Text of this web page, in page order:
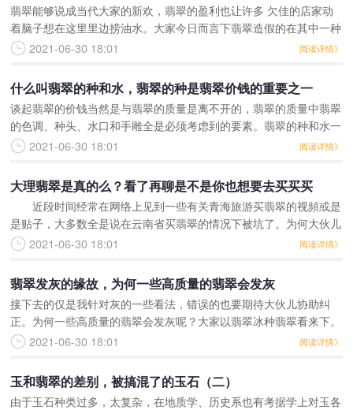
翡翠能够说成当代大家的新欢，翡翠的盈利也让许多 欠佳的店家动
着脑子想在这里里边捞油水。大家今日而言下翡翠造假的在其中一种
技巧——抛光粉。抛光粉有各种各样的色调，说的通俗化点便是给翡
2021-06-30 18:01 阅读详情》
什么叫翡翠的种和水，翡翠的种是翡翠价钱的重要之一
谈起翡翠的价钱当然是与翡翠的质量是离不开的，翡翠的质量中翡翠
的色调、种头、水口和手雕全是必须考虑到的要素。翡翠的种和水一
般是融合称作翡翠的种的，彼此之间的关联并不是必定的，只是相互
2021-06-30 18:01 阅读详情》
大理翡翠是真的么？看了再聊是不是你也想要去买买买
近段时间经常在网络上见到一些有关青海旅游买翡翠的视頻或是
是贴子，大多数全是说在云南省买翡翠的情况下被坑了。为何大伙儿
会想起在青海旅游的情况下买翡翠呢？還是由于云南省间距翡翠的生
2021-06-30 18:01 阅读详情》
翡翠发灰的缘故，为何一些高质量的翡翠会发灰
接下去的仅是我针对灰的一些看法，错误的也要期待大伙儿协助纠
正。为何一些高质量的翡翠会发灰呢？大家以翡翠冰种翡翠看来下。
要了解翡翠冰种翡翠的价钱大家会从好多个层面看来，分别是色调、
2021-06-30 18:01 阅读详情》
玉和翡翠的差别，被搞混了的玉石（二）
由于玉石种类过多，太复杂，在地质学、历史系也有考据学上对玉各